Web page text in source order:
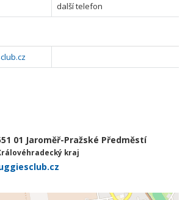
další telefon
01 Jaroměř-Pražské Předměstí
kraj